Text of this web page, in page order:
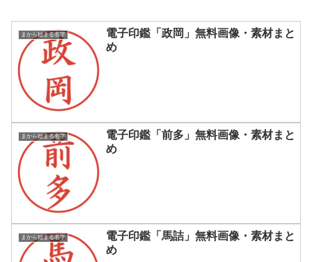
まから始まる名字
電子印鑑「政岡」無料画像・素材まと
め
まから始まる名字
電子印鑑「前多」無料画像・素材まと
め
まから始まる名字
電子印鑑「馬詰」無料画像・素材まと
め